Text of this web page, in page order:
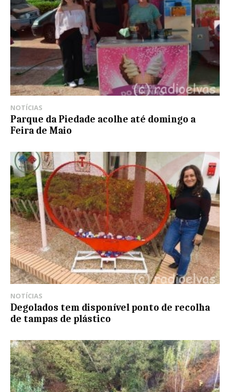
NOTÍCIAS
Parque da Piedade acolhe até domingo a
Feira de Maio
NOTÍCIAS
Degolados tem disponível ponto de recolha
de tampas de plástico